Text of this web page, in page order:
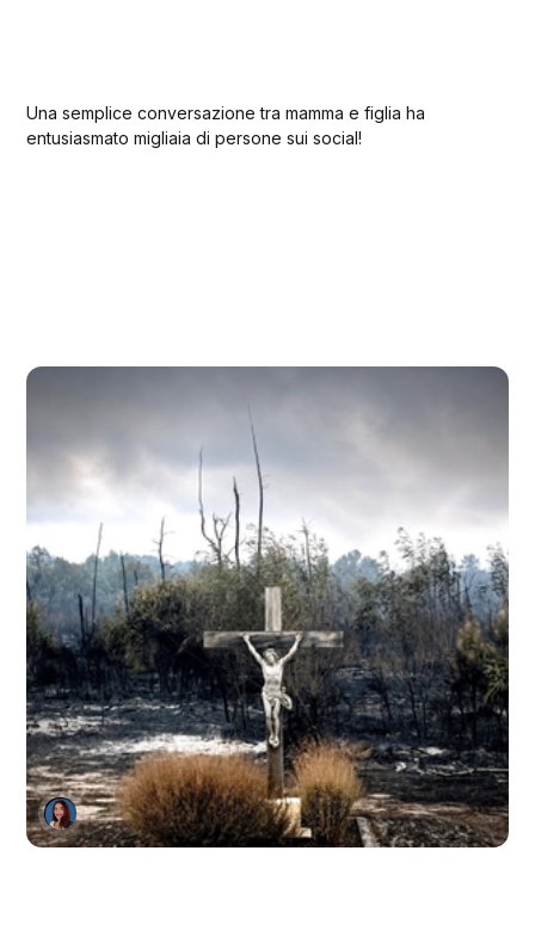
Una semplice conversazione tra mamma e figlia ha
entusiasmato migliaia di persone sui social!